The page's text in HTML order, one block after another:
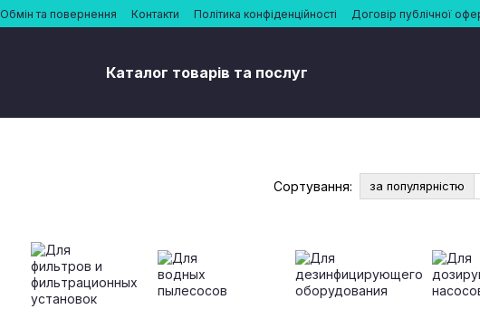
Обмін та повернення Контакти Політика конфіденційності Договір публічної
Каталог товарів та послуг
Сортування: за популярністю